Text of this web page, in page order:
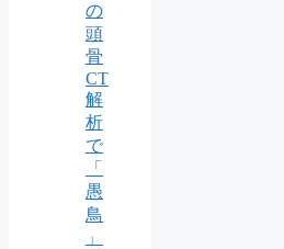
の
頭
骨
CT
解
析
で
「
愚
鳥
」